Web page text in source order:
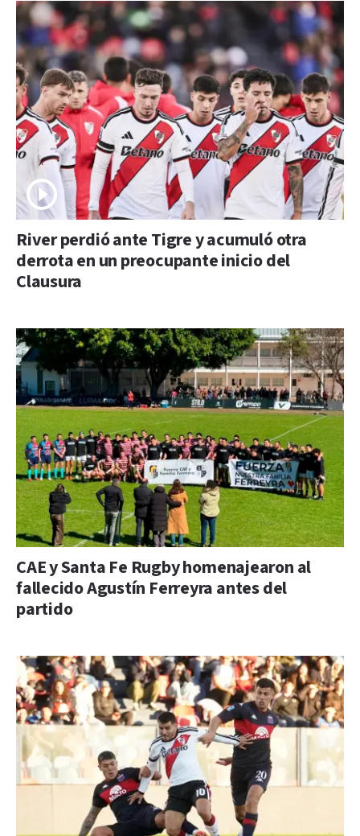
River perdió ante Tigre y acumuló otra
derrota en un preocupante inicio del
Clausura
CAE y Santa Fe Rugby homenajearon al
fallecido Agustín Ferreyra antes del
partido